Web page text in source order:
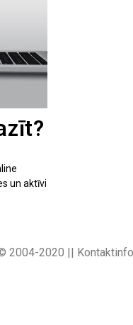
un aktīvi
2004-2020 ||